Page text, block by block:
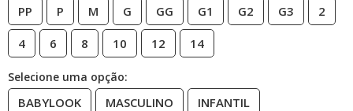
PP P M G GG G1 G2 G3 2
4 6 8 10 12 14
Selecione uma opção:
BABYLOOK MASCULINO INFANTIL